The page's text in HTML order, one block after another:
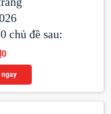
chủ đề sau:
0
ngay